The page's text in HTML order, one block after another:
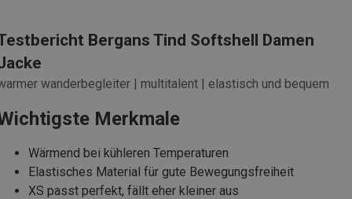
Bergans Tind Softshell Damen
wanderbegleiter | multitalent | elastisch und bequem
Merkmale
Wärmend bei kühleren Temperaturen
Elastisches Material für gute Bewegungsfreiheit
XS passt perfekt, fällt eher kleiner aus